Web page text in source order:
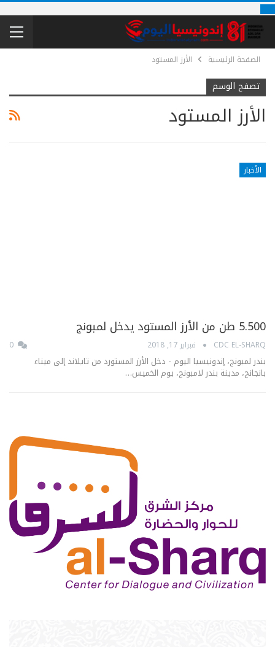
الصفحة الرئيسية الأرز المستود
تصفح الوسم
الأرز المستود
الأخبار
5.500 طن من الأرز المستود يدخل لمبونج
CDC EL-SHARQ فبراير 17, 2018
بندر لمبونج، إندونيسيا اليوم - دخل الأرز المستورد من تايلاند إلى ميناء
بانجانج، مدينة بندر لامبونج، يوم الخميس…